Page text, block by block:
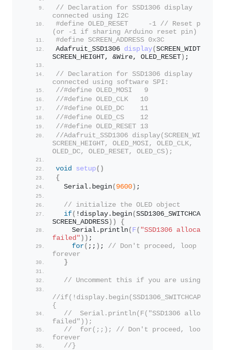
// Declaration for SSD1306 display
connected using I2C
#define OLED_RESET     -1 // Reset pin #
(or -1 if sharing Arduino reset pin)
#define SCREEN_ADDRESS 0x3C
Adafruit_SSD1306 display(SCREEN_WIDTH,
SCREEN_HEIGHT, &Wire, OLED_RESET) ;
// Declaration for SSD1306 display
connected using software SPI:
//#define OLED_MOSI   9
//#define OLED_CLK   10
//#define OLED_DC    11
//#define OLED_CS    12
//#define OLED_RESET 13
//Adafruit_SSD1306 display(SCREEN_WIDTH,
SCREEN_HEIGHT, OLED_MOSI, OLED_CLK,
OLED_DC, OLED_RESET, OLED_CS);
void setup()
{
  Serial.
begin( 9600) ;
// initialize the OLED object
if( !display. begin(SSD1306_SWITCHCAPVCC,
SCREEN_ADDRESS))
{
    Serial.
println( F( "SSD1306 allocation
failed" )) ;
for( ;; ) ; // Don't proceed, loop
forever
}
// Uncomment this if you are using SPI
//if(!display.begin(SSD1306_SWITCHCAPVCC))
{
//  Serial.println(F("SSD1306 allocation
failed"));
//  for(;;); // Don't proceed, loop
forever
//}